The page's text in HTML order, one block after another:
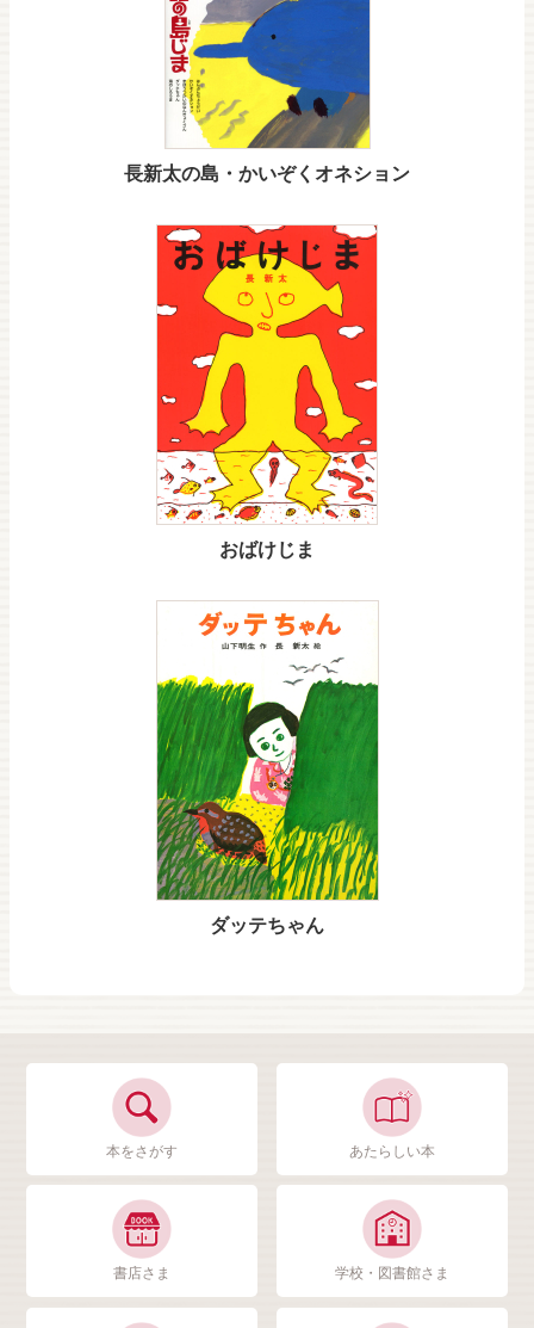
長新太の島・かいぞくオネション
おばけじま
ダッテちゃん
本をさがす あたらしい本
書店さま 学校・図書館さま